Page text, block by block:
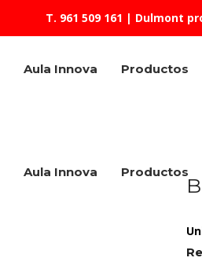
T. 961 509 161 | Dulmont
Aula Innova Productos
Aula Innova Productos